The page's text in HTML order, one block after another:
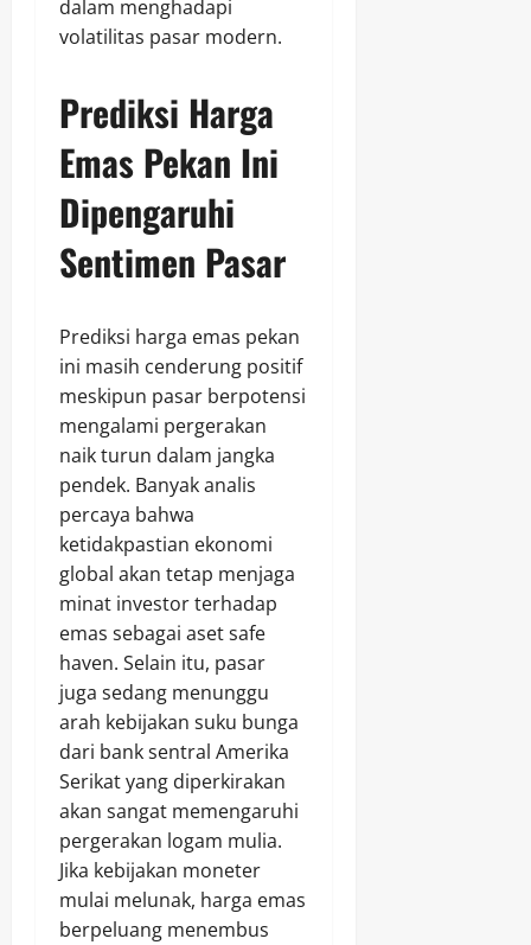
dalam menghadapi
volatilitas pasar modern.
Prediksi Harga
Emas Pekan Ini
Dipengaruhi
Sentimen Pasar
Prediksi harga emas pekan
ini masih cenderung positif
meskipun pasar berpotensi
mengalami pergerakan
naik turun dalam jangka
pendek. Banyak analis
percaya bahwa
ketidakpastian ekonomi
global akan tetap menjaga
minat investor terhadap
emas sebagai aset safe
haven. Selain itu, pasar
juga sedang menunggu
arah kebijakan suku bunga
dari bank sentral Amerika
Serikat yang diperkirakan
akan sangat memengaruhi
pergerakan logam mulia.
Jika kebijakan moneter
mulai melunak, harga emas
berpeluang menembus